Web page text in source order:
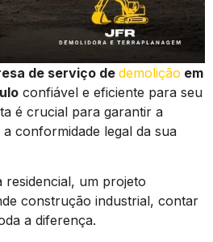
de serviço de demolição em
confiável e eficiente para seu
é crucial para garantir a
conformidade legal da sua
residencial, um projeto
construção industrial, contar
a diferença.